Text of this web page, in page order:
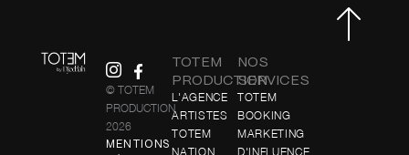
© TOTEM
PRODUCTION
2026
MENTIONS
TOTEM
PRODUCTION
L'AGENCE
ARTISTES
TOTEM
NATION
NOS
SERVICES
TOTEM
BOOKING
MARKETING
D'INFLUENCE